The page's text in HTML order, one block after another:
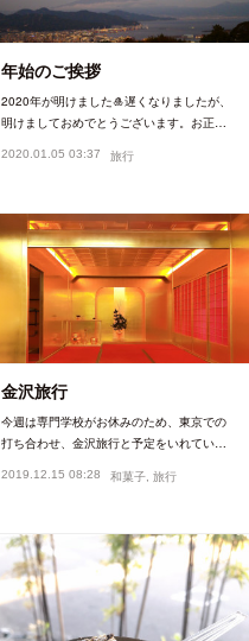
年始のご挨拶
2020年が明けました🎍遅くなりましたが、
明けましておめでとうございます。お正…
2020.01.05 03:37 旅行
金沢旅行
今週は専門学校がお休みのため、東京での
打ち合わせ、金沢旅行と予定をいれてい…
2019.12.15 08:28 和菓子 旅行